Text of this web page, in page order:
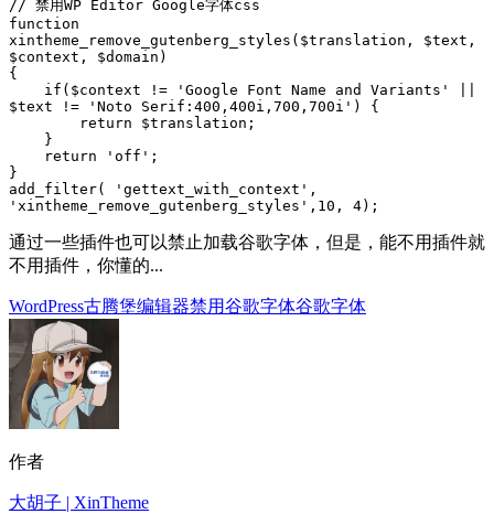
// 禁用WP Editor Google字体css
function
xintheme_remove_gutenberg_styles($translation, $text,
$context, $domain)
{
$text != 'Noto Serif:400,400i,700,700i') {
}
add_filter( 'gettext_with_context',
'xintheme_remove_gutenberg_styles',10, 4);
通过一些插件也可以禁止加载谷歌字体，但是，能不用插件就
不用插件，你懂的...
WordPress古腾堡编辑器禁用谷歌字体谷歌字体
作者
大胡子 | XinTheme